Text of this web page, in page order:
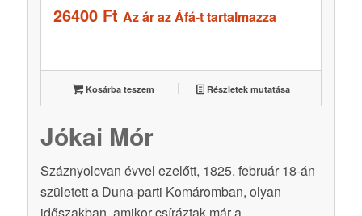
26400 Ft Az ár az Áfá-t tartalmazza
Kosárba teszem Részletek mutatása
Jókai Mór
Száznyolcvan évvel ezelőtt, 1825. február 18-án
született a Duna-parti Komáromban, olyan
időszakban, amikor csíráztak már a